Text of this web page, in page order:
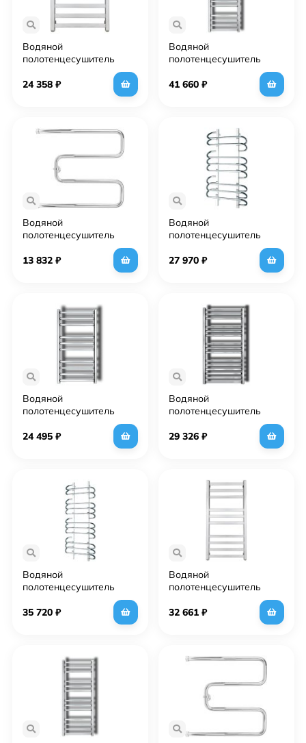
Водяной
полотенцесушитель
Grota Vento 48х60 Хром
24 358 ₽
Водяной
полотенцесушитель
Grota Estro 63х120 Хром
41 660 ₽
Водяной
полотенцесушитель
Grota Kamelo 600х700
Хром
13 832 ₽
Водяной
полотенцесушитель
Grota Rivolo 500х900
Хром
27 970 ₽
Водяной
полотенцесушитель
Grota Eco Calma 53х90
Хром
24 495 ₽
Водяной
полотенцесушитель
Grota Calma 53х90 Хром
29 326 ₽
Водяной
полотенцесушитель
Grota Rivolo 500х1200
Хром
35 720 ₽
Водяной
полотенцесушитель
Grota Vento 53х90 Хром
32 661 ₽